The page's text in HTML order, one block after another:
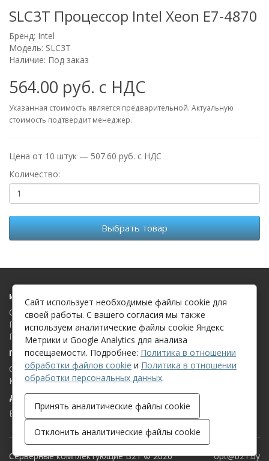
SLC3T Процессор Intel Xeon E7-4870
Бренд: Intel
Модель: SLC3T
Наличие: Под заказ
564.00 руб. с НДС
Указанная стоимость является предварительной. Актуальную
стоимость подтвердит менеджер.
Цена от 10 штук — 507.60 руб. с НДС
Количество:
Выбрать товар
Информация
О компании
Политика в отношении обработки файлов cookie
Политика в отношении обработки персональных данных
Поддержка клиентов
Связаться с нами
Карта сайта
Дополнительно
Бренды
Серверные комплектующие B21 © 2026 opt@b21.by
Сайт использует необходимые файлы cookie для
своей работы. С вашего согласия мы также
используем аналитические файлы cookie Яндекс
Метрики и Google Analytics для анализа
посещаемости. Подробнее: Политика в отношении
обработки файлов cookie и Политика в отношении
обработки персональных данных.
Принять аналитические файлы cookie
Отклонить аналитические файлы cookie